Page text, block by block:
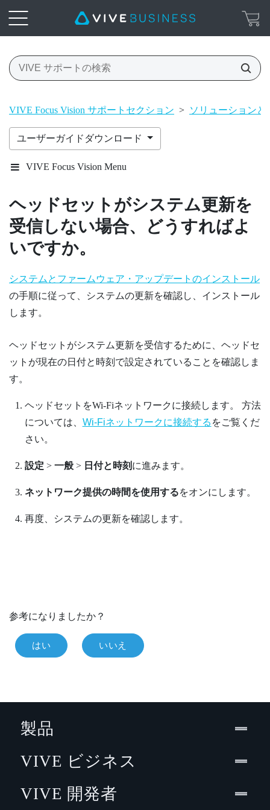
VIVE Focus Vision サポートセクション > ソリューションと
ユーザーガイドダウンロード
VIVE Focus Vision Menu
ヘッドセットがシステム更新を
受信しない場合、どうすればよ
いですか。
システムとファームウェア・アップデートのインストール
の手順に従って、システムの更新を確認し、インストール
します。
ヘッドセットがシステム更新を受信するために、ヘッドセ
ットが現在の日付と時刻で設定されていることを確認しま
す。
ヘッドセットをWi-Fiネットワークに接続します。 方法
については、 Wi‍-Fiネットワークに接続する をご覧くだ
さい。
設定 > 一般> 日付と時刻 に進みます。
ネットワーク提供の時間を使用するをオンにします。
再度、システムの更新を確認します。
参考になりましたか？
はい いいえ
製品
VIVE ビジネス
VIVE 開発者